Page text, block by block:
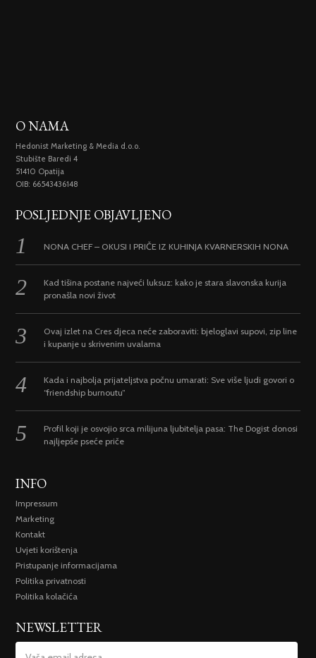
O NAMA
Hedonist Marketing & Media d.o.o.
Stubište Baredi 4
51410 Opatija
OIB: 66543436148
POSLJEDNJE OBJAVLJENO
NONA CHEF – OKUSI I PRIČE IZ KUHINJA KVARNERSKIH NONA
Kad tišina postane najveći luksuz: kako je stara slavonska kurija
pronašla novi život
Ovaj izlet na Cres djeca neće zaboraviti: bjeloglavi supovi, zip line
i kupanje u skrivenim uvalama
Kada i najbolja prijateljstva počnu umarati: Sve više ljudi govori o
“friendship burnoutu”
Profil koji je osvojio srca milijuna ljubitelja pasa: The Dogist donosi
najljepše pseće priče
INFO
Impressum
Marketing
Kontakt
Uvjeti korištenja
Pristupanje informacijama
Politika privatnosti
Politika kolačića
NEWSLETTER